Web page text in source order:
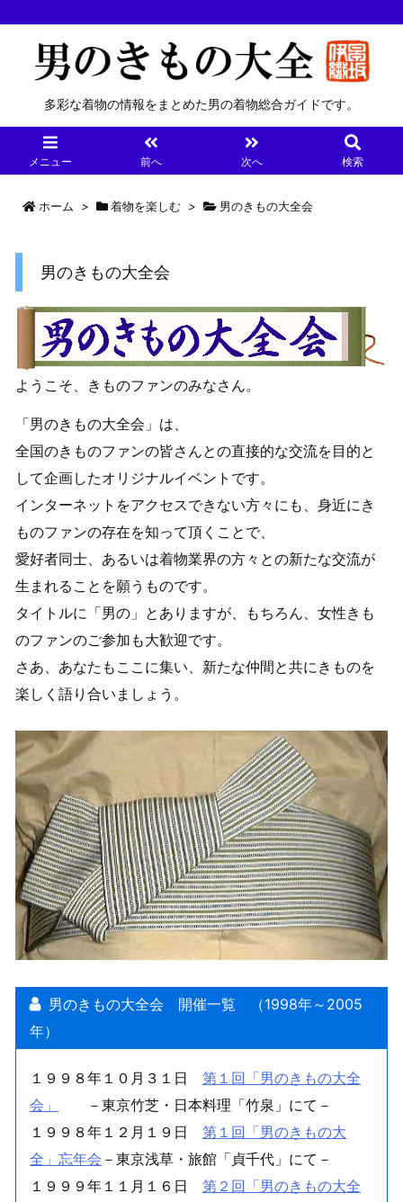
多彩な着物の情報をまとめた男の着物総合ガイドです。
メニュー 前へ 次へ 検索
ホーム > 着物を楽しむ > 男のきもの大全会
男のきもの大全会
ようこそ、きものファンのみなさん。
「男のきもの大全会」は、
全国のきものファンの皆さんとの直接的な交流を目的と
して企画したオリジナルイベントです。
インターネットをアクセスできない方々にも、身近にき
ものファンの存在を知って頂くことで、
愛好者同士、あるいは着物業界の方々との新たな交流が
生まれることを願うものです。
タイトルに「男の」とありますが、もちろん、女性きも
のファンのご参加も大歓迎です。
さあ、あなたもここに集い、新たな仲間と共にきものを
楽しく語り合いましょう。
男のきもの大全会 開催一覧 （1998年～2005
年）
１９９８年１０月３１日 第１回「男のきもの大全
会」
－東京竹芝・日本料理「竹泉」にて－
１９９８年１２月１９日 第１回「男のきもの大
全」忘年会 －東京浅草・旅館「貞千代」にて－
１９９９年１１月１６日 第２回「男のきもの大全